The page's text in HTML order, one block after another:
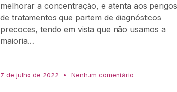
melhorar a concentração, e atenta aos perigos
de tratamentos que partem de diagnósticos
precoces, tendo em vista que não usamos a
maioria…
7 de julho de 2022 Nenhum comentário